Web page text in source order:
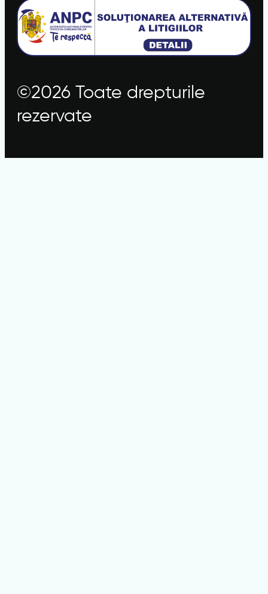
©2026 Toate drepturile
rezervate